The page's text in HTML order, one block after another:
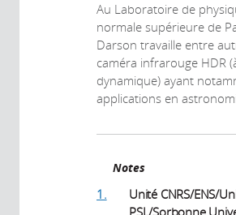
Au Laboratoire de
normale supérieure de
Darson travaille entre
caméra infrarouge HDR
dynamique) ayant
applications en
Notes
1.
Unité CNRS/ENS/
PSL/Sorbonne